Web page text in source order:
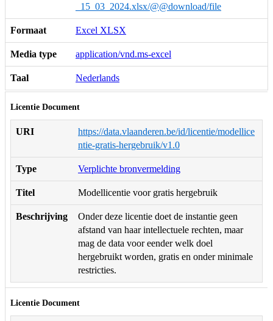
_15_03_2024.xlsx/@@download/file
Formaat Excel XLSX
Media type application/vnd.ms-excel
Taal Nederlands
Licentie Document
URI
https://data.vlaanderen.be/id/licentie/modellice
ntie-gratis-hergebruik/v1.0
Type Verplichte bronvermelding
Titel Modellicentie voor gratis hergebruik
Beschrijving
Onder deze licentie doet de instantie geen
afstand van haar intellectuele rechten, maar
mag de data voor eender welk doel
hergebruikt worden, gratis en onder minimale
restricties.
Licentie Document